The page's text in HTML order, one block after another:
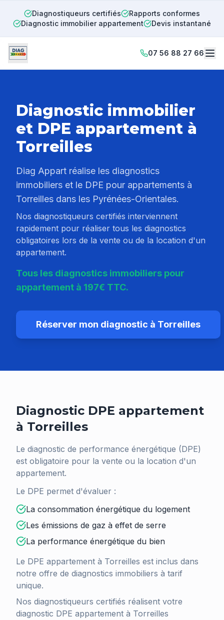
Diagnostiqueurs certifiés
Rapports conformes
Diagnostic immobilier appartement
Devis instantané
07 56 88 27 66
Diagnostic immobilier
et DPE appartement à
Torreilles
Diag Appart réalise les diagnostics
immobiliers et le DPE pour appartements à
Torreilles dans les Pyrénées-Orientales.
Nos diagnostiqueurs certifiés interviennent
rapidement pour réaliser tous les diagnostics
obligatoires lors de la vente ou de la location d'un
appartement.
Tous les diagnostics immobiliers pour
appartement à 197€ TTC.
Réserver mon diagnostic à Torreilles
Diagnostic DPE appartement
à Torreilles
Le diagnostic de performance énergétique (DPE)
est obligatoire pour la vente ou la location d'un
appartement.
Le DPE permet d'évaluer :
La consommation énergétique du logement
Les émissions de gaz à effet de serre
La performance énergétique du bien
Le DPE appartement à Torreilles est inclus dans
notre offre de diagnostics immobiliers à tarif
unique.
Nos diagnostiqueurs certifiés réalisent votre
diagnostic DPE appartement à Torreilles